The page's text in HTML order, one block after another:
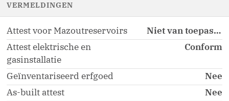
VERMELDINGEN
Attest voor Mazoutreservoirs
Niet van toepassing
Attest elektrische en
gasinstallatie
Conform
Geïnventariseerd erfgoed
Nee
As-built attest
Nee